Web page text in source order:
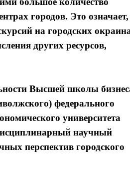
городов. Это означает,
на городских
других ресурсов,
Высшей школы
федерального
университета
научный
перспектив городского